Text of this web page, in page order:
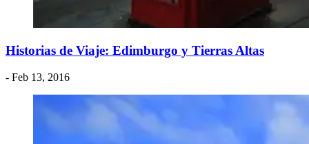
Historias de Viaje: Edimburgo y Tierras Altas
- Feb 13, 2016